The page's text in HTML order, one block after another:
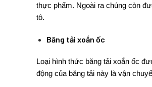
thực phẩm. Ngoài ra chúng còn
tô.
Băng tải xoắn ốc
Loại hình thức băng tải xoắn ốc
động của băng tải này là vận